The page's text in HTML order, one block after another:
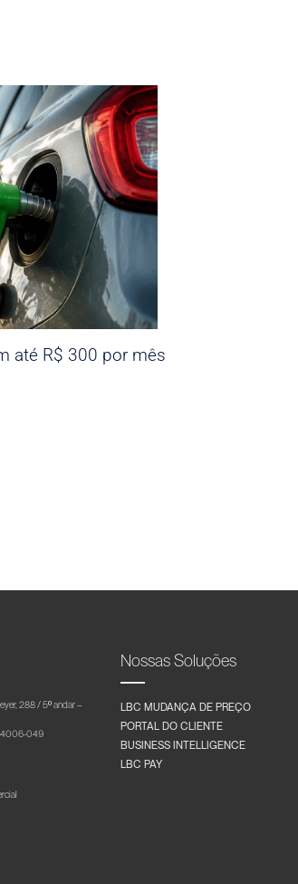
até R$ 300 por mês
288 / 5º andar –
049
Nossas Soluções
LBC MUDANÇA DE PREÇO
PORTAL DO CLIENTE
BUSINESS INTELLIGENCE
LBC PAY